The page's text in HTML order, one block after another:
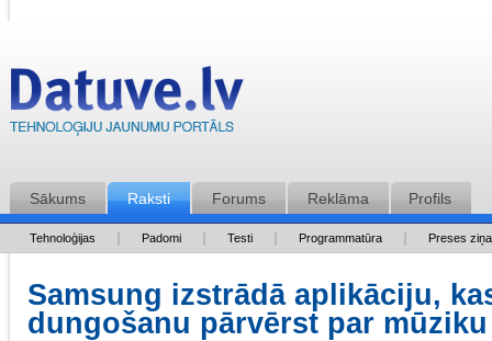
Sākums Raksti Forums Reklāma Profils
Tehnoloģijas Padomi Testi Programmatūra Preses
Samsung izstrādā aplikāciju,
dungošanu pārvērst par mūziku